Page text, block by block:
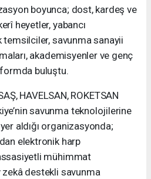
boyunca; dost, kardeş ve
heyetler, yabancı
savunma sanayii
akademisyenler ve genç
buluştu.
HAVELSAN, ROKETSAN
savunma teknolojilerine
aldığı organizasyonda;
elektronik harp
mühimmat
destekli savunma